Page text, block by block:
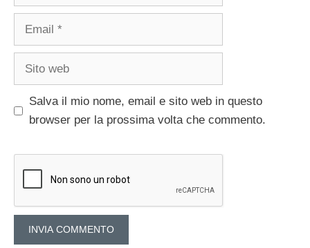
Email
Sito
Salva il mio nome, email e sito web in questo
browser per la prossima volta che commento.